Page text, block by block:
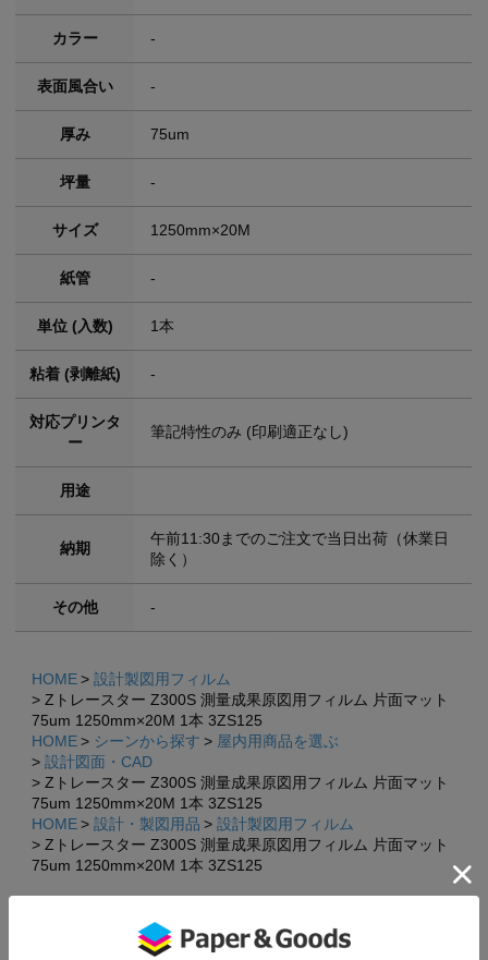
カラー -
表面風合い -
厚み 75um
坪量 -
サイズ 1250mm×20M
紙管 -
単位 (入数) 1本
粘着 (剥離紙) -
対応プリンタ
ー
筆記特性のみ (印刷適正なし)
用途
納期
午前11:30までのご注文で当日出荷（休業日
除く）
その他 -
HOME
設計製図用フィルム
Zトレースター Z300S 測量成果原図用フィルム 片面マット
75um 1250mm×20M 1本 3ZS125
HOME
シーンから探す
屋内用商品を選ぶ
設計図面・CAD
Zトレースター Z300S 測量成果原図用フィルム 片面マット
75um 1250mm×20M 1本 3ZS125
HOME
設計・製図用品
設計製図用フィルム
Zトレースター Z300S 測量成果原図用フィルム 片面マット
75um 1250mm×20M 1本 3ZS125
関連商品・おすすめ商品